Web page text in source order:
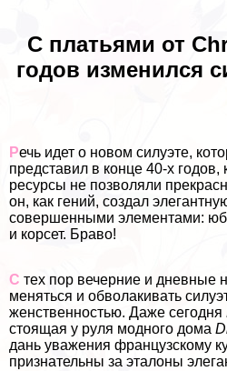
С платьями от
годов изменился
Речь идет о новом силуэте,
представил в конце 40-х
ресурсы не позволяли
он, как гений, создал
совершенными элементами:
и корсет. Браво!
С тех пор вечерние и дневные
меняться и обволакивать
женственностью. Даже сегодня
стоящая у руля модного дома
дань уважения французскому
признательны за эталоны